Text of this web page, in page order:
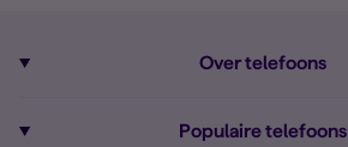
Over telefoons
Populaire telefoons